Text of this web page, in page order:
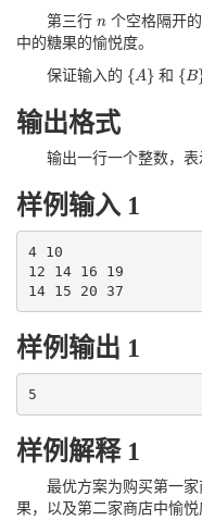
第三行 n
n 个空格隔开
中的糖果的愉悦度。
保证输入的 {A}
{A} 和 {B
{B
输出格式
输出一行一个整数，表
样例输入 1
4 10
12 14 16 19
样例输出 1
样例解释 1
最优方案为购买第一
果，以及第二家商店中愉悦